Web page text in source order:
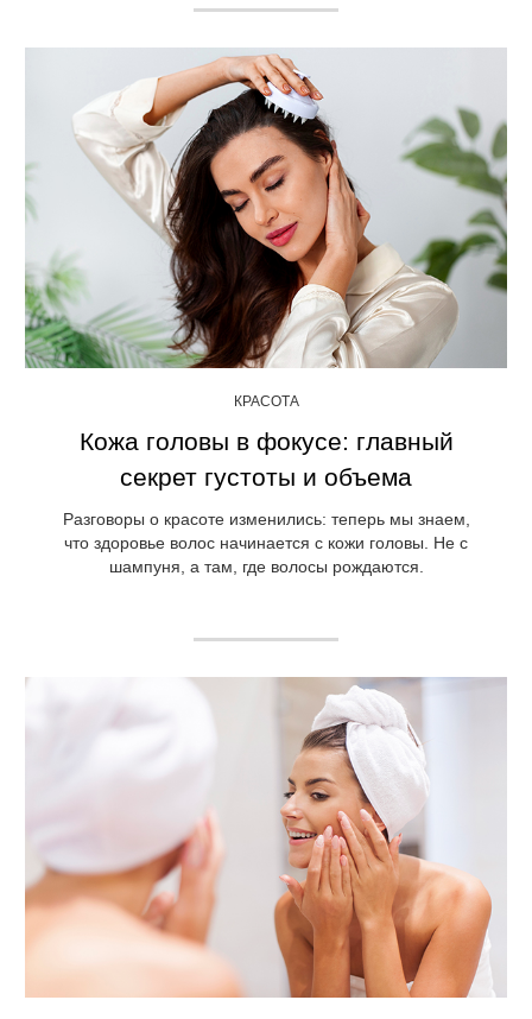
КРАСОТА
Кожа головы в фокусе: главный
секрет густоты и объема
Разговоры о красоте изменились: теперь мы знаем,
что здоровье волос начинается с кожи головы. Не с
шампуня, а там, где волосы рождаются.